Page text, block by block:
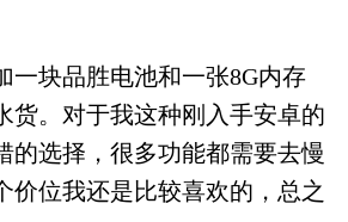
一块品胜电池和一张8G内存
货。对于我这种刚入手安卓的
的选择，很多功能都需要去慢
价位我还是比较喜欢的，总之